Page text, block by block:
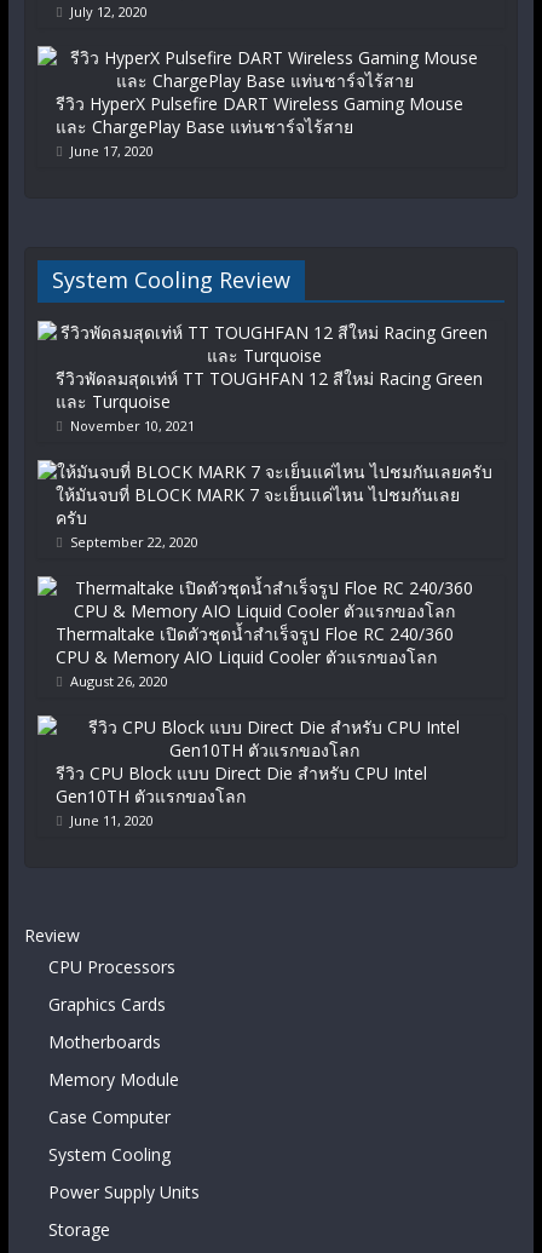
July 12, 2020
รีวิว HyperX Pulsefire DART Wireless Gaming Mouse
และ ChargePlay Base แท่นชาร์จไร้สาย
June 17, 2020
System Cooling Review
รีวิวพัดลมสุดเท่ห์ TT TOUGHFAN 12 สีใหม่ Racing Green
และ Turquoise
November 10, 2021
ให้มันจบที่ BLOCK MARK 7 จะเย็นแค่ไหน ไปชมกันเลย
ครับ
September 22, 2020
Thermaltake เปิดตัวชุดน้ำสำเร็จรูป Floe RC 240/360
CPU & Memory AIO Liquid Cooler ตัวแรกของโลก
August 26, 2020
รีวิว CPU Block แบบ Direct Die สำหรับ CPU Intel
Gen10TH ตัวแรกของโลก
June 11, 2020
Review
CPU Processors
Graphics Cards
Motherboards
Memory Module
Case Computer
System Cooling
Power Supply Units
Storage